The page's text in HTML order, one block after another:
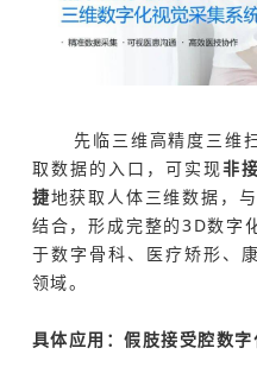
先临三维高精度三维扫
取数据的入口，可实现非
捷地获取人体三维数据，
结合，形成完整的3D数字
于数字骨科、医疗矫形、
领域。
具体应用：假肢接受腔数字